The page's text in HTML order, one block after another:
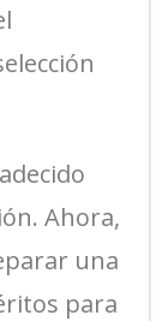
Ahora,
una
para